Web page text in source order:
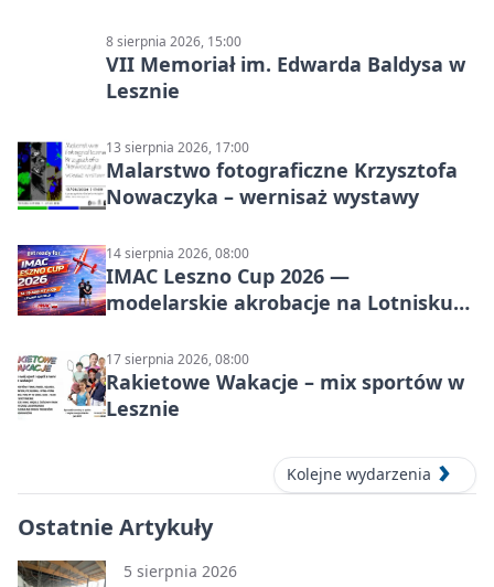
8 sierpnia 2026, 15:00
VII Memoriał im. Edwarda Baldysa w
Lesznie
13 sierpnia 2026, 17:00
Malarstwo fotograficzne Krzysztofa
Nowaczyka – wernisaż wystawy
14 sierpnia 2026, 08:00
IMAC Leszno Cup 2026 —
modelarskie akrobacje na Lotnisku
17 sierpnia 2026, 08:00
Rakietowe Wakacje – mix sportów w
Lesznie
Kolejne wydarzenia
Ostatnie Artykuły
5 sierpnia 2026